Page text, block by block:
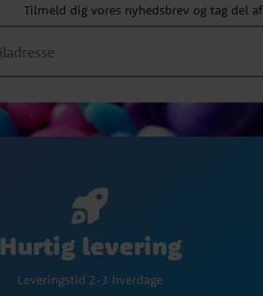
Tilmeld dig vores nyhedsbrev og tag del
Hurtig levering
Leveringstid 2-3 hverdage